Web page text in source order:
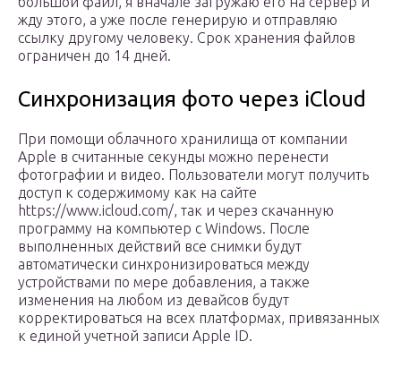
жду этого, а уже после генерирую и отправляю
ссылку другому человеку. Срок хранения файлов
ограничен до 14 дней.
Синхронизация фото через iCloud
При помощи облачного хранилища от компании
Apple в считанные секунды можно перенести
фотографии и видео. Пользователи могут получить
доступ к содержимому как на сайте
https://www.icloud.com/, так и через скачанную
программу на компьютер с Windows. После
выполненных действий все снимки будут
автоматически синхронизироваться между
устройствами по мере добавления, а также
изменения на любом из девайсов будут
корректироваться на всех платформах, привязанных
к единой учетной записи Apple ID.